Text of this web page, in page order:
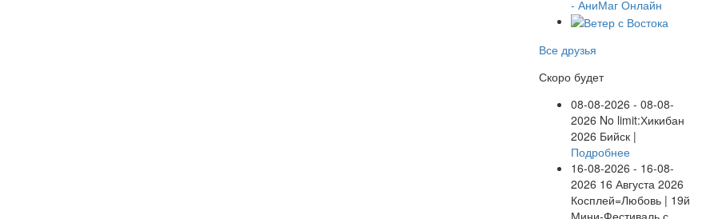
Все друзья
Скоро будет
08-08-2026 - 08-08-
2026 No limit:Хикибан
2026 Бийск |
Подробнее
16-08-2026 - 16-08-
2026 16 Августа 2026
Косплей=Любовь | 19й
Мини-Фестиваль с